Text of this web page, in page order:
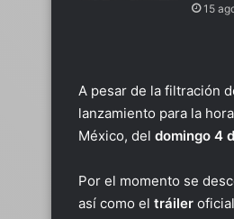
15
A pesar de la filtración
lanzamiento para la
México, del domingo 4
Por el momento se
así como el tráiler